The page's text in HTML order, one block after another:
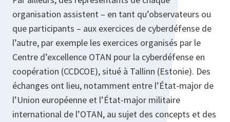
organisation assistent – en tant qu’observateurs ou
que participants – aux exercices de cyberdéfense de
l’autre, par exemple les exercices organisés par le
Centre d’excellence OTAN pour la cyberdéfense en
coopération (CCDCOE), situé à Tallinn (Estonie). Des
échanges ont lieu, notamment entre l’État-major de
l’Union européenne et l’État-major militaire
international de l’OTAN, au sujet des concepts et des